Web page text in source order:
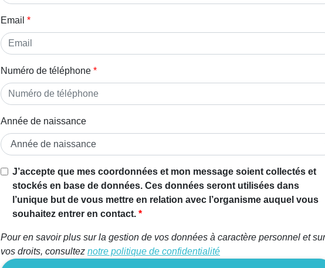
Email
Numéro de téléphone
Année de naissance
Si vous
êtes un
être
humain,
ce
champ
J’accepte que mes coordonnées et mon message soient collectés et
stockés en base de données. Ces données seront utilisées dans
l’unique but de vous mettre en relation avec l’organisme auquel vous
souhaitez entrer en contact.
Pour en savoir plus sur la gestion de vos données à caractère personnel et sur
vos droits, consultez notre politique de confidentialité